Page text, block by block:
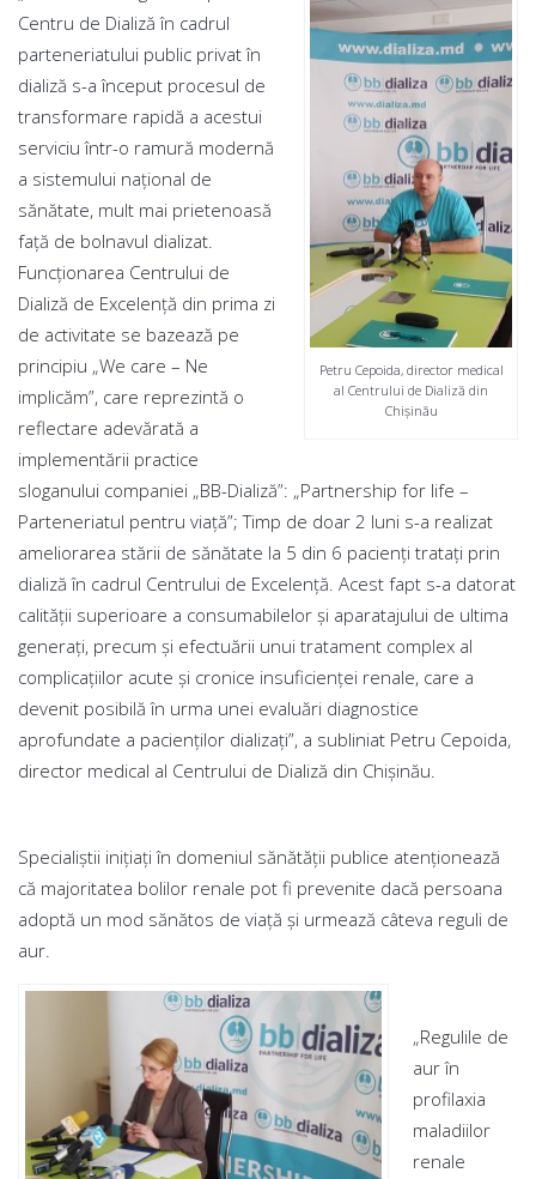
Petru Cepoida, director medical
al Centrului de Dializă din
Chişinău
Centru de Dializă în cadrul
parteneriatului public privat în
dializă s-a început procesul de
transformare rapidă a acestui
serviciu într-o ramură modernă
a sistemului naţional de
sănătate, mult mai prietenoasă
faţă de bolnavul dializat.
Funcţionarea Centrului de
Dializă de Excelenţă din prima zi
de activitate se bazează pe
principiu „We care – Ne
implicăm”, care reprezintă o
reflectare adevărată a
implementării practice
sloganului companiei „BB-Dializă”: „Partnership for life –
Parteneriatul pentru viaţă”; Timp de doar 2 luni s-a realizat
ameliorarea stării de sănătate la 5 din 6 pacienţi trataţi prin
dializă în cadrul Centrului de Excelenţă. Acest fapt s-a datorat
calităţii superioare a consumabilelor şi aparatajului de ultima
generaţi, precum şi efectuării unui tratament complex al
complicaţiilor acute şi cronice insuficienţei renale, care a
devenit posibilă în urma unei evaluări diagnostice
aprofundate a pacienţilor dializaţi”, a subliniat Petru Cepoida,
director medical al Centrului de Dializă din Chişinău.
Specialiştii iniţiaţi în domeniul sănătăţii publice atenţionează
că majoritatea bolilor renale pot fi prevenite dacă persoana
adoptă un mod sănătos de viaţă şi urmează câteva reguli de
aur.
„Regulile de
aur în
profilaxia
maladiilor
renale